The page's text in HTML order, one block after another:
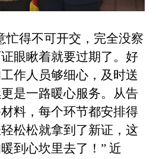
得不可开交，完全没察
眼瞅着就要过期了。好
作人员够细心，及时送
是一路暖心服务。从告
料，每个环节都安排得
松松就拿到了新证，这
到心坎里去了！” 近